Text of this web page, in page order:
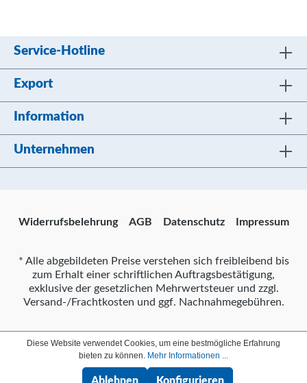
Service-Hotline
Export
Information
Unternehmen
Widerrufsbelehrung AGB Datenschutz Impressum
* Alle abgebildeten Preise verstehen sich freibleibend bis
zum Erhalt einer schriftlichen Auftragsbestätigung,
exklusive der gesetzlichen Mehrwertsteuer und zzgl.
Versand-/Frachtkosten und ggf. Nachnahmegebühren.
Diese Website verwendet Cookies, um eine bestmögliche Erfahrung
bieten zu können. Mehr Informationen ...